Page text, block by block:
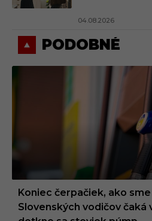
04.08.2026
PODOBNÉ
Koniec čerpačiek, ako
Slovenských vodičov čaká